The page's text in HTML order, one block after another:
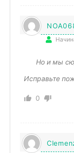
Но и мы
Исправьте
0